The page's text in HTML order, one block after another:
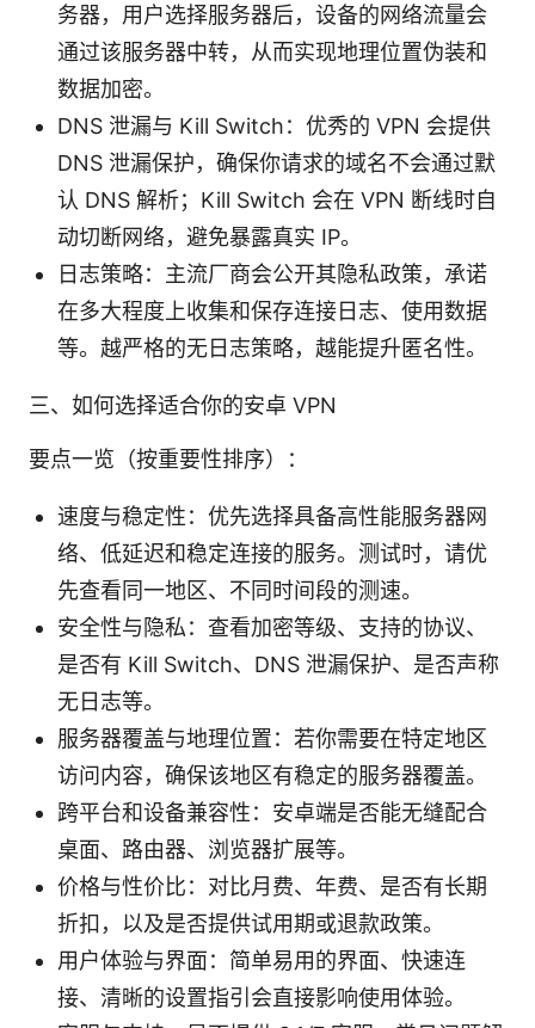
务器，用户选择服务器后，设备的网络流量会
通过该服务器中转，从而实现地理位置伪装和
数据加密。
DNS 泄漏与 Kill Switch：优秀的 VPN 会提供
DNS 泄漏保护，确保你请求的域名不会通过默
认 DNS 解析；Kill Switch 会在 VPN 断线时自
动切断网络，避免暴露真实 IP。
日志策略：主流厂商会公开其隐私政策，承诺
在多大程度上收集和保存连接日志、使用数据
等。越严格的无日志策略，越能提升匿名性。
三、如何选择适合你的安卓 VPN
要点一览（按重要性排序）：
速度与稳定性：优先选择具备高性能服务器网
络、低延迟和稳定连接的服务。测试时，请优
先查看同一地区、不同时间段的测速。
安全性与隐私：查看加密等级、支持的协议、
是否有 Kill Switch、DNS 泄漏保护、是否声称
无日志等。
服务器覆盖与地理位置：若你需要在特定地区
访问内容，确保该地区有稳定的服务器覆盖。
跨平台和设备兼容性：安卓端是否能无缝配合
桌面、路由器、浏览器扩展等。
价格与性价比：对比月费、年费、是否有长期
折扣，以及是否提供试用期或退款政策。
用户体验与界面：简单易用的界面、快速连
接、清晰的设置指引会直接影响使用体验。